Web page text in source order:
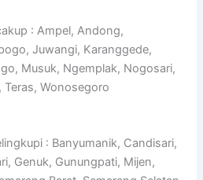
: Ampel, Andong,
Juwangi, Karanggede,
Musuk, Ngemplak, Nogosari,
Teras, Wonosegoro
: Banyumanik, Candisari,
Genuk, Gunungpati, Mijen,